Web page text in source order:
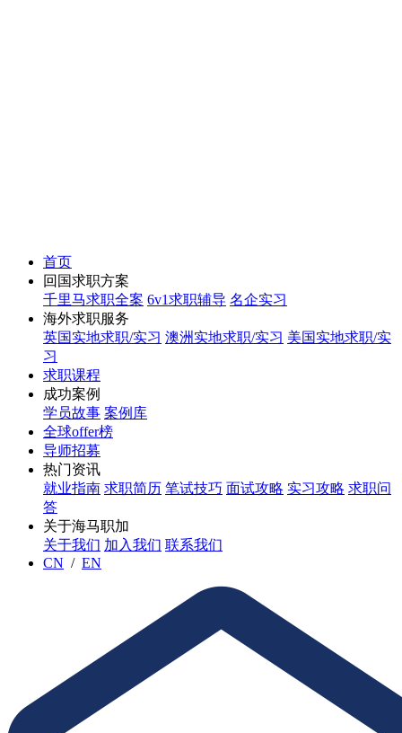
首页
回国求职方案
千里马求职全案 6v1求职辅导 名企实习
海外求职服务
英国实地求职/实习 澳洲实地求职/实习 美国实地求职/实
习
求职课程
成功案例
学员故事 案例库
全球offer榜
导师招募
热门资讯
就业指南 求职简历 笔试技巧 面试攻略 实习攻略 求职问
答
关于海马职加
关于我们 加入我们 联系我们
CN / EN